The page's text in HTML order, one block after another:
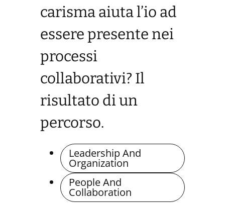
carisma aiuta l’io ad
essere presente nei
processi
collaborativi? Il
risultato di un
percorso.
Leadership And
Organization
People And
Collaboration